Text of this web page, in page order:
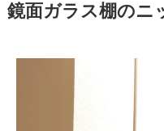
鏡面ガラス棚のニ